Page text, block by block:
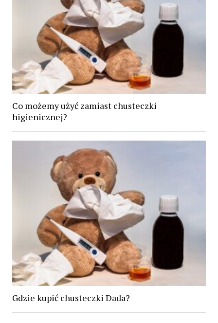
Co możemy użyć zamiast chusteczki
higienicznej?
Gdzie kupić chusteczki Dada?